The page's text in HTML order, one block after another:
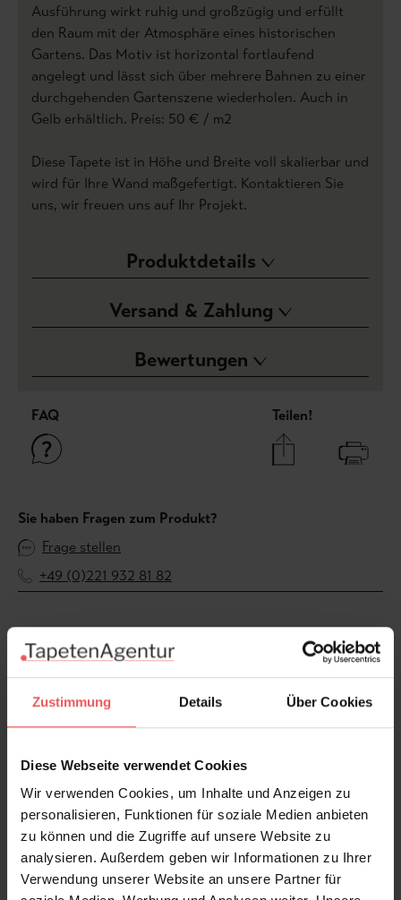
Zustimmung Details Über Cookies
Diese Webseite verwendet Cookies
Wir verwenden Cookies, um Inhalte und Anzeigen zu
personalisieren, Funktionen für soziale Medien anbieten
zu können und die Zugriffe auf unsere Website zu
analysieren. Außerdem geben wir Informationen zu Ihrer
Verwendung unserer Website an unsere Partner für
Ausführung wirkt ruhig und großzügig und erfüllt
den Raum mit der Atmosphäre eines historischen
Gartens. Das Motiv ist horizontal fortlaufend
angelegt und lässt sich über mehrere Bahnen zu einer
durchgehenden Gartenszene wiederholen. Auch in
Gelb erhältlich. Preis: 50 € / m2
Diese Tapete ist in Höhe und Breite voll skalierbar und
wird für Ihre Wand maßgefertigt. Kontaktieren Sie
uns, wir freuen uns auf Ihr Projekt.
Produktdetails
Versand & Zahlung
Bewertungen
FAQ Teilen!
Sie haben Fragen zum Produkt?
Frage stellen
+49 (0)221 932 81 82
Varianten